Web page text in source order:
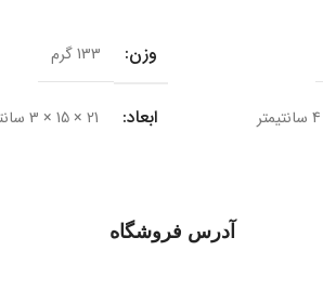
وزن 133 گرم
ابعاد 21 × 15 × 3 سانتیمتر
نسخه بلوتوث
آدرس فروشگاه